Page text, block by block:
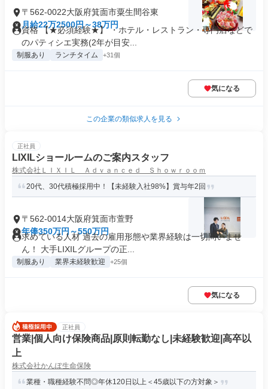
〒562-0022大阪府箕面市粟生間谷東
月給22万2500円～38万円
資格 【★必須経験★】 ・ホテル・レストラン・専門店などで
のパティシエ実務(2年が目安...
制服あり ランチタイム +31個
気になる
この企業の類似求人を見る
正社員
LIXILショールームのご案内スタッフ
株式会社ＬＩＸＩＬ Ａｄｖａｎｃｅｄ Ｓｈｏｗｒｏｏｍ
20代、30代積極採用中！【未経験入社98%】賞与年2回
〒562-0014大阪府箕面市萱野
年俸350万円～550万円
求めている人材 過去の雇用形態や業界経験は一切問いませ
ん！ 大手LIXILグループの正...
制服あり 業界未経験歓迎 +25個
気になる
正社員
営業|個人向け保険商品|原則転勤なし|未経験歓迎|高卒以
上
株式会社かんぽ生命保険
業種・職種経験不問◎年休120日以上＜45歳以下の方対象＞